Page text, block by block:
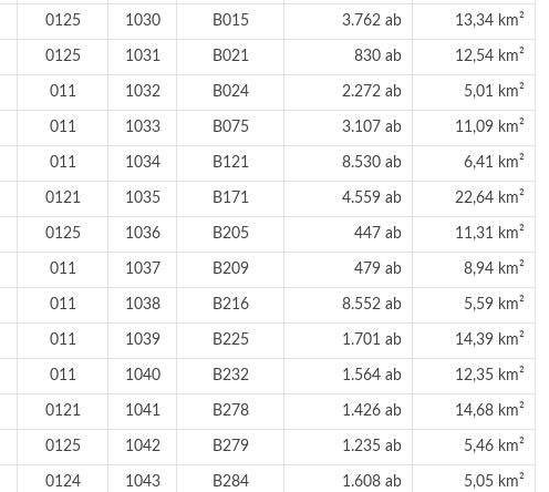
0125 1030 B015 3.762 ab 13,34 km²
0125 1031 B021 830 ab 12,54 km²
011 1032 B024 2.272 ab 5,01 km²
011 1033 B075 3.107 ab 11,09 km²
011 1034 B121 8.530 ab 6,41 km²
0121 1035 B171 4.559 ab 22,64 km²
0125 1036 B205 447 ab 11,31 km²
011 1037 B209 479 ab 8,94 km²
011 1038 B216 8.552 ab 5,59 km²
011 1039 B225 1.701 ab 14,39 km²
011 1040 B232 1.564 ab 12,35 km²
0121 1041 B278 1.426 ab 14,68 km²
0125 1042 B279 1.235 ab 5,46 km²
0124 1043 B284 1.608 ab 5,05 km²